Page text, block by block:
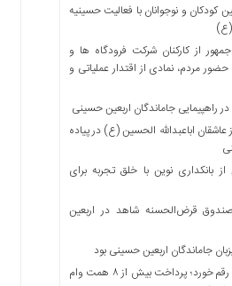
کودکان و نوجوانان با فعالیت حسینیه
از کارکنان شرکت فرودگاه ها و
مردم، نمادی از اقتدار عملیاتی و
راهپیمایی جاماندگان اربعین حسینی
موکب منطقه ۱۲ از عاشقان اباعبدالله الحسین (ع) در پیاده
بانکداری نوین با خلق تجربه برای
قرض‌الحسنه شاهد در اربعین
جاماندگان اربعین حسینی بود
در چهار ماه نخست ۱۴۰۵ رقم خورد؛ پرداخت بیش از ۸ همت وام